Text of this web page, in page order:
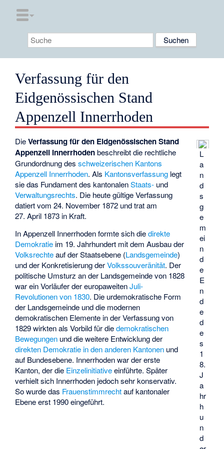
Verfassung für den
Eidgenössischen Stand
Appenzell Innerrhoden
L
a
n
d
s
g
e
m
ei
n
d
e
E
n
d
e
d
e
s
1
8.
J
a
hr
h
u
n
d
DieVerfassung für den Eidgenössischen Stand
Appenzell Innerrhodenbeschreibt die rechtliche
Grundordnung desschweizerischen Kantons
Appenzell Innerrhoden. Als Kantonsverfassung legt
sie das Fundament des kantonalenStaats- und
Verwaltungsrechts. Die heute gültige Verfassung
datiert vom 24. November 1872 und trat am
27. April 1873 in Kraft.
In Appenzell Innerrhoden formte sich diedirekte
Demokratie im 19. Jahrhundert mit dem Ausbau der
Volksrechteauf der Staatsebene (Landsgemeinde)
und der Konkretisierung derVolkssouveränität. Der
politische Umsturz an der Landsgemeinde von 1828
war ein Vorläufer der europaweitenJuli-
Revolutionen von 1830. Die urdemokratische Form
der Landsgemeinde und die modernen
demokratischen Elemente in der Verfassung von
1829 wirkten als Vorbild für diedemokratischen
Bewegungen und die weitere Entwicklung der
direkten Demokratie in den anderen Kantonen und
auf Bundesebene. Innerrhoden war der erste
Kanton, der die Einzelinitiativeeinführte. Später
verhielt sich Innerrhoden jedoch sehr konservativ.
So wurde das Frauenstimmrechtauf kantonaler
Ebene erst 1990 eingeführt.